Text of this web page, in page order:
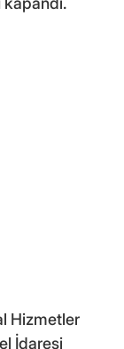
Hizmetler
İdaresi